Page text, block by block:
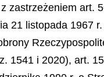
zastrzeżeniem art.
21 listopada 1967
1541 i 2020), art.